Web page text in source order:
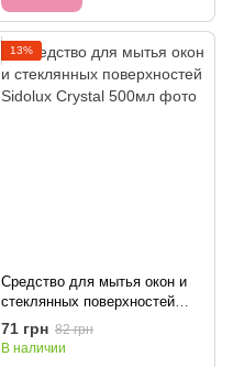
13%
Средство для мытья окон и
стеклянных поверхностей
Sidolux Crystal 500мл
71 грн 82 грн
В наличии